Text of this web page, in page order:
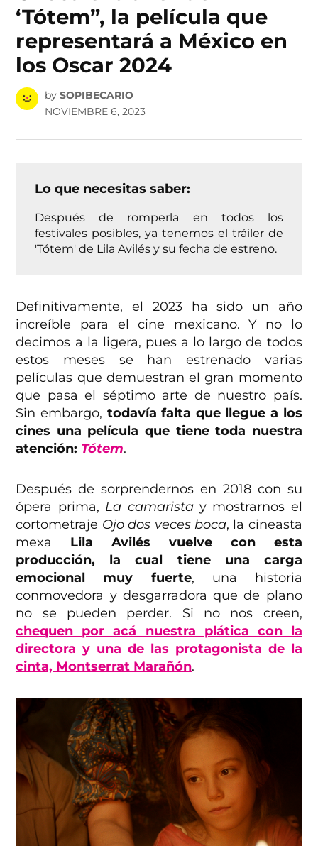
‘Tótem”, la película que
representará a México en
los Oscar 2024
by SOPIBECARIO
NOVIEMBRE 6, 2023
Lo que necesitas saber:
Después de romperla en todos los
festivales posibles, ya tenemos el tráiler de
'Tótem' de Lila Avilés y su fecha de estreno.
Definitivamente, el 2023 ha sido un año
increíble para el cine mexicano. Y no lo
decimos a la ligera, pues a lo largo de todos
estos meses se han estrenado varias
películas que demuestran el gran momento
que pasa el séptimo arte de nuestro país.
Sin embargo, todavía falta que llegue a los
cines una película que tiene toda nuestra
atención: Tótem.
Después de sorprendernos en 2018 con su
ópera prima, La camaristay mostrarnos el
cortometraje Ojo dos veces boca, la cineasta
mexa Lila Avilés vuelve con esta
producción, la cual tiene una carga
emocional muy fuerte, una historia
conmovedora y desgarradora que de plano
no se pueden perder. Si no nos creen,
chequen por acá nuestra plática con la
directora y una de las protagonista de la
cinta, Montserrat Marañón.